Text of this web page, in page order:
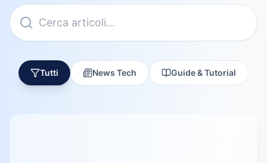
Tutti News Tech Guide & Tutorial